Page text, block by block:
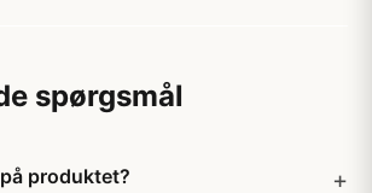
spørgsmål
produktet?